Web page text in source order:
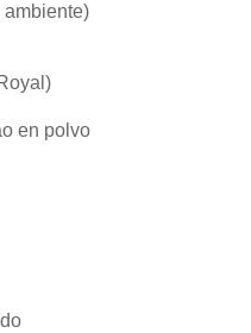
ambiente)
en polvo